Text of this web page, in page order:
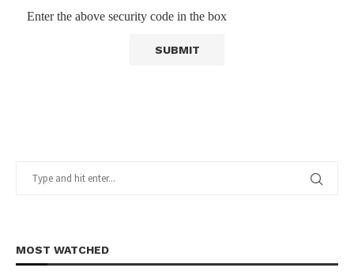
Enter the above security code in the box
MOST WATCHED